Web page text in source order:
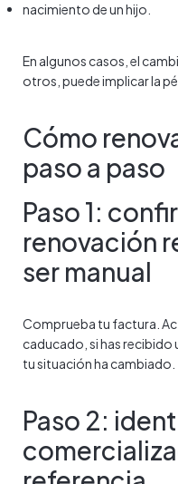
nacimiento de un hijo.
En algunos casos, el
otros, puede implicar la
Cómo
paso a paso
Paso 1:
renovación
ser manual
Comprueba tu factura.
caducado, si has recibido
tu situación ha cambiado.
Paso 2: